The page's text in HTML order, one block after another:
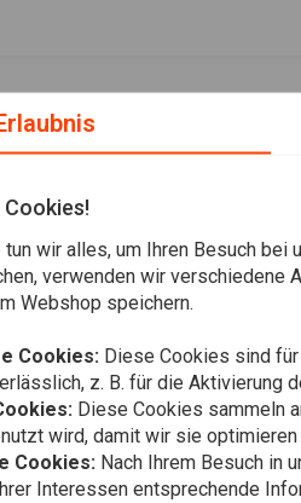
| Poliert
Fuel Riemenantrieb Look. Dieser
Aussehen des Top Fuel Antriebs und
tun wir alles, um Ihren Besuch
verwenden wir verschiedene
Webshop speichern.
Cookies: Diese Cookies sind
z. B. für die Aktivierung
Diese Cookies sammeln
wird, damit wir sie optimieren
Cookies: Nach Ihrem Besuch in
Interessen entsprechende